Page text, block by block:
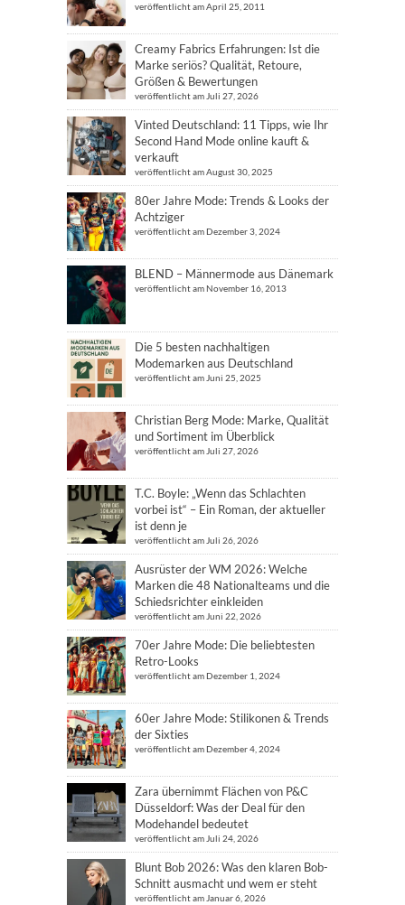
veröffentlicht am April 25, 2011
Creamy Fabrics Erfahrungen: Ist die
Marke seriös? Qualität, Retoure,
Größen & Bewertungen
veröffentlicht am Juli 27, 2026
Vinted Deutschland: 11 Tipps, wie Ihr
Second Hand Mode online kauft &
verkauft
veröffentlicht am August 30, 2025
80er Jahre Mode: Trends & Looks der
Achtziger
veröffentlicht am Dezember 3, 2024
BLEND – Männermode aus Dänemark
veröffentlicht am November 16, 2013
Die 5 besten nachhaltigen
Modemarken aus Deutschland
veröffentlicht am Juni 25, 2025
Christian Berg Mode: Marke, Qualität
und Sortiment im Überblick
veröffentlicht am Juli 27, 2026
T.C. Boyle: „Wenn das Schlachten
vorbei ist“ – Ein Roman, der aktueller
ist denn je
veröffentlicht am Juli 26, 2026
Ausrüster der WM 2026: Welche
Marken die 48 Nationalteams und die
Schiedsrichter einkleiden
veröffentlicht am Juni 22, 2026
70er Jahre Mode: Die beliebtesten
Retro-Looks
veröffentlicht am Dezember 1, 2024
60er Jahre Mode: Stilikonen & Trends
der Sixties
veröffentlicht am Dezember 4, 2024
Zara übernimmt Flächen von P&C
Düsseldorf: Was der Deal für den
Modehandel bedeutet
veröffentlicht am Juli 24, 2026
Blunt Bob 2026: Was den klaren Bob-
Schnitt ausmacht und wem er steht
veröffentlicht am Januar 6, 2026